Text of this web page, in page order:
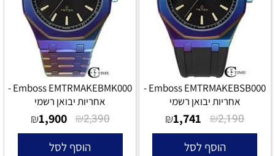
Emboss EMTRMAKEBSB000 -
אחריות יבואן רשמי
₪2,190
₪1,741
הוסף לסל
Emboss EMTRMAKEBMK000 -
אחריות יבואן רשמי
₪2,390
₪1,900
הוסף לסל